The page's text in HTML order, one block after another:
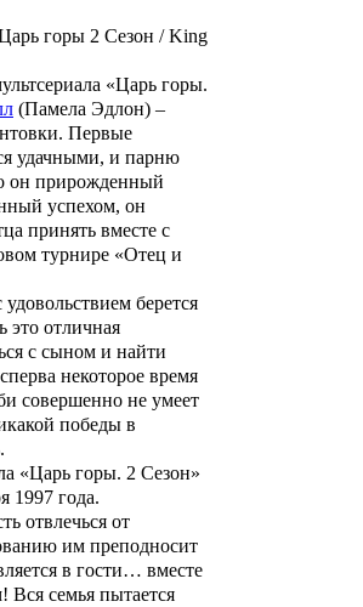
горы 2 Сезон / King
«Царь горы.
(Памела Эдлон) –
Первые
удачными, и парню
он прирожденный
успехом, он
принять вместе с
турнире «Отец и
удовольствием берется
это отличная
с сыном и найти
некоторое время
совершенно не умеет
победы в
«Царь горы. 2 Сезон»
1997 года.
отвлечься от
им преподносит
в гости… вместе
семья пытается